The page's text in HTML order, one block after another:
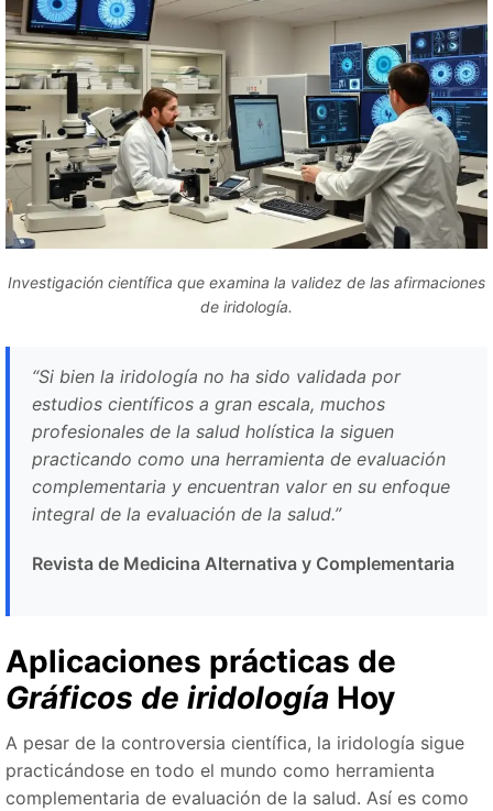
Investigación científica que examina la validez de las afirmaciones
de iridología.
“Si bien la iridología no ha sido validada por
estudios científicos a gran escala, muchos
profesionales de la salud holística la siguen
practicando como una herramienta de evaluación
complementaria y encuentran valor en su enfoque
integral de la evaluación de la salud.”
Revista de Medicina Alternativa y Complementaria
Aplicaciones prácticas de
Gráficos de iridología Hoy
A pesar de la controversia científica, la iridología sigue
practicándose en todo el mundo como herramienta
complementaria de evaluación de la salud. Así es como